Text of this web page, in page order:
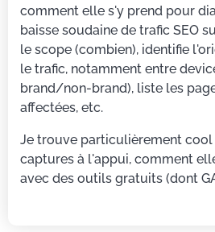
comment elle s'y prend pour
baisse soudaine de trafic SEO
le scope (combien), identifie
le trafic, notamment entre
brand/non-brand), liste les
affectées, etc.
Je trouve particulièrement
captures à l'appui, comment
avec des outils gratuits (dont